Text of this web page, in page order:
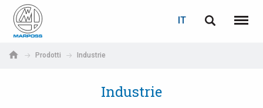
S.p.A.
IT
Menu
Prodotti Industrie
Industrie
LOGIN